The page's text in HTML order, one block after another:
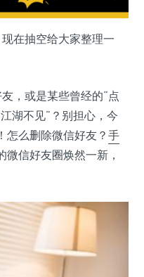
现在抽空给大家整理一
，或是某些曾经的“点
湖不见”？别担心，今
！怎么删除微信好友？ 手
微信好友圈焕然一新，